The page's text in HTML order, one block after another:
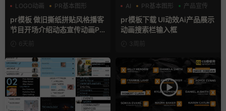
LOGO动画
PR基本图形
复古风
pr模板 做旧撕纸拼贴风格播客
节目开场介绍动态宣传动画PR
模版6天前
AI
PR基本图形 产品宣传
pr模板下载 UI动效Ai产品展示
动画搜索栏输入框
3周前